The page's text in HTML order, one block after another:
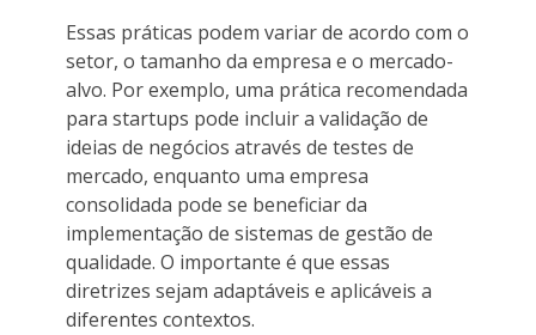
Essas práticas podem variar de acordo com o
setor, o tamanho da empresa e o mercado-
alvo. Por exemplo, uma prática recomendada
para startups pode incluir a validação de
ideias de negócios através de testes de
mercado, enquanto uma empresa
consolidada pode se beneficiar da
implementação de sistemas de gestão de
qualidade. O importante é que essas
diretrizes sejam adaptáveis e aplicáveis a
diferentes contextos.